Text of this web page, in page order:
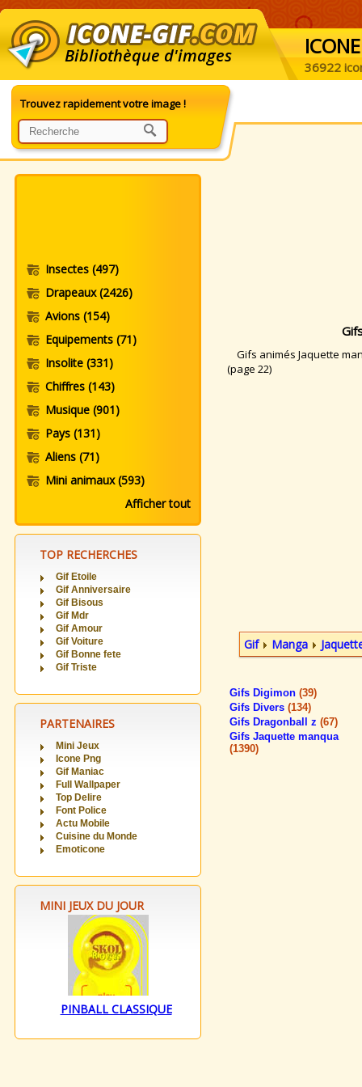
Bibliothèque d'images ICONE
36922
Trouvez rapidement votre image !
Insectes (497)
Drapeaux(2426)
Avions (154)
Equipements (71)
Insolite (331)
Chiffres (143)
Musique (901)
Pays (131)
Aliens (71)
Mini animaux(593)
Afficher tout
TOP RECHERCHES
Gif Etoile
Gif Anniversaire
Gif Bisous
Gif Mdr
Gif Amour
Gif Voiture
Gif Bonne fete
Gif Triste
PARTENAIRES
Mini Jeux
Icone Png
Gif Maniac
Full Wallpaper
Top Delire
Font Police
Actu Mobile
Cuisine du Monde
Emoticone
MINI JEUX DU JOUR
PINBALL CLASSIQUE
Gifs animés Jaquette
(page 22)
Gif Manga
Gifs Digimon (39)
Gifs Divers (134)
Gifs Dragonball z (67)
Gifs Jaquette manqua
(1390)